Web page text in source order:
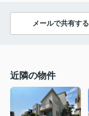
メールで共有する
近隣の物件